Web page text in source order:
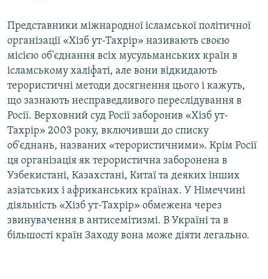
Представники міжнародної ісламської політичної
організації «Хізб ут-Тахрір» називають своєю
місією об'єднання всіх мусульманських країн в
ісламському халіфаті, але вони відкидають
терористичні методи досягнення цього і кажуть,
що зазнають несправедливого переслідування в
Росії. Верховний суд Росії заборонив «Хізб ут-
Тахрір» 2003 року, включивши до списку
об'єднань, названих «терористичними». Крім Росії
ця організація як терористична заборонена в
Узбекистані, Казахстані, Китаї та деяких інших
азіатських і африканських країнах. У Німеччині
діяльність «Хізб ут-Тахрір» обмежена через
звинувачення в антисемітизмі. В Україні та в
більшості країн Заходу вона може діяти легально.